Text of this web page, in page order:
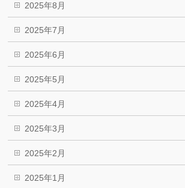
2025年8月
2025年7月
2025年6月
2025年5月
2025年4月
2025年3月
2025年2月
2025年1月